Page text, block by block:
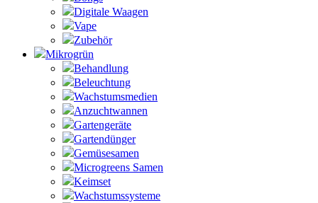
Digitale Waagen
Vape
Zubehör
Mikrogrün
Behandlung
Beleuchtung
Wachstumsmedien
Anzuchtwannen
Gartengeräte
Gartendünger
Gemüsesamen
Microgreens Samen
Keimset
Wachstumssysteme